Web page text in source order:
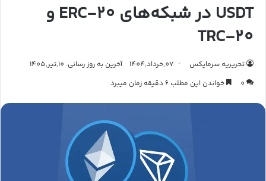
USDT در شبکه‌های ERC-20 و
TRC-20
تحریریه سرمایکس 07,خرداد,1404
آخرین به روز رسانی: 10,تیر,1405
0
خواندن این مطلب 6 دقیقه زمان میبرد